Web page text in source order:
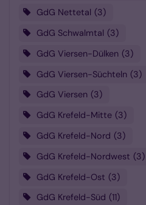
GdG Nettetal 3
GdG Schwalmtal 3
GdG Viersen-Dülken 3
GdG Viersen-Süchteln 3
GdG Viersen
3
GdG Krefeld-Mitte 3
GdG Krefeld-Nord 3
GdG Krefeld-Nordwest 3
GdG Krefeld-Ost 3
GdG Krefeld-Süd
11